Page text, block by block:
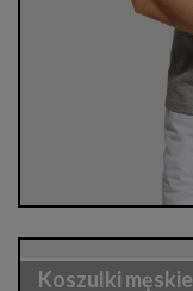
Koszulki męskie